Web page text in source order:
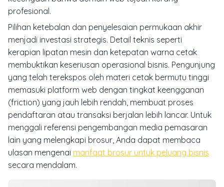
profesional.
Pilihan ketebalan dan penyelesaian permukaan akhir
menjadi investasi strategis. Detail teknis seperti
kerapian lipatan mesin dan ketepatan warna cetak
membuktikan keseriusan operasional bisnis. Pengunjung
yang telah terekspos oleh materi cetak bermutu tinggi
memasuki platform web dengan tingkat keengganan
(friction) yang jauh lebih rendah, membuat proses
pendaftaran atau transaksi berjalan lebih lancar. Untuk
menggali referensi pengembangan media pemasaran
lain yang melengkapi brosur, Anda dapat membaca
ulasan mengenai manfaat brosur untuk peluang bisnis
secara mendalam.